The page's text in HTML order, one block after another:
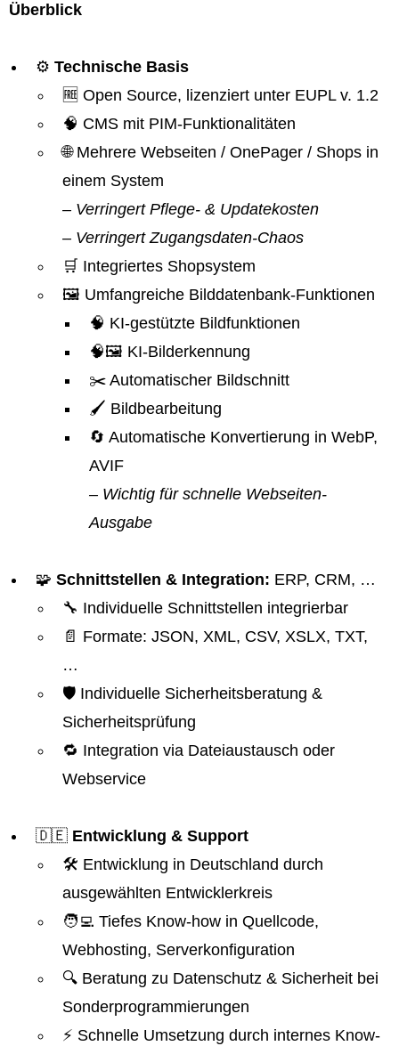
Überblick
⚙️ Technische Basis
🆓 Open Source, lizenziert unter EUPL v. 1.2
🧠 CMS mit PIM-Funktionalitäten
🌐 Mehrere Webseiten / OnePager / Shops in
einem System
– Verringert Pflege- & Updatekosten
– Verringert Zugangsdaten-Chaos
🛒 Integriertes Shopsystem
🖼️ Umfangreiche Bilddatenbank-Funktionen
🧠 KI-gestützte Bildfunktionen
🧠🖼️ KI-Bilderkennung
✂️ Automatischer Bildschnitt
🖌️ Bildbearbeitung
🔄 Automatische Konvertierung in WebP,
AVIF
– Wichtig für schnelle Webseiten-
Ausgabe
🧩 Schnittstellen & Integration: ERP, CRM, …
🔧 Individuelle Schnittstellen integrierbar
📄 Formate: JSON, XML, CSV, XSLX, TXT,
…
🛡️ Individuelle Sicherheitsberatung &
Sicherheitsprüfung
🔁 Integration via Dateiaustausch oder
Webservice
🇩🇪 Entwicklung & Support
🛠️ Entwicklung in Deutschland durch
ausgewählten Entwicklerkreis
🧑‍💻 Tiefes Know-how in Quellcode,
Webhosting, Serverkonfiguration
🔍 Beratung zu Datenschutz & Sicherheit bei
Sonderprogrammierungen
⚡ Schnelle Umsetzung durch internes Know-